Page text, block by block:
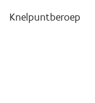
Knelpuntberoep